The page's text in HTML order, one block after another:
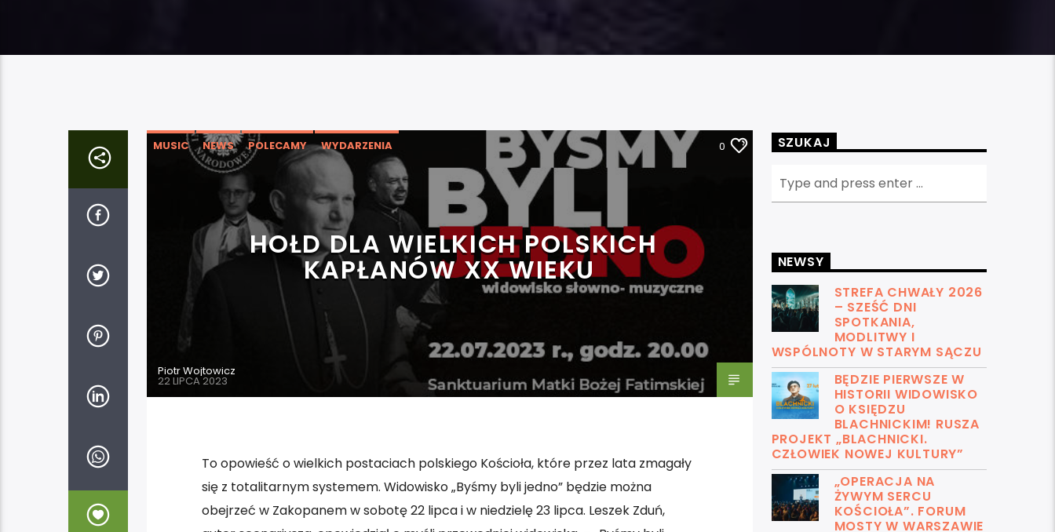
MUSIC NEWS POLECAMY WYDARZENIA 0
HOŁD DLA WIELKICH POLSKICH
KAPŁANÓW XX WIEKU
Piotr Wojtowicz
22 LIPCA 2023
To opowieść o wielkich postaciach polskiego Kościoła, które przez lata zmagały
się z totalitarnym systemem. Widowisko „Byśmy byli jedno” będzie można
obejrzeć w Zakopanem w sobotę 22 lipca i w niedzielę 23 lipca. Leszek Zduń,
SZUKAJ
NEWSY
STREFA CHWAŁY 2026
– SZEŚĆ DNI
SPOTKANIA,
MODLITWY I
WSPÓLNOTY W STARYM SĄCZU
BĘDZIE PIERWSZE W
HISTORII WIDOWISKO
O KSIĘDZU
BLACHNICKIM! RUSZA
PROJEKT „BLACHNICKI.
CZŁOWIEK NOWEJ KULTURY”
„OPERACJA NA
ŻYWYM SERCU
KOŚCIOŁA”. FORUM
MOSTY W WARSZAWIE